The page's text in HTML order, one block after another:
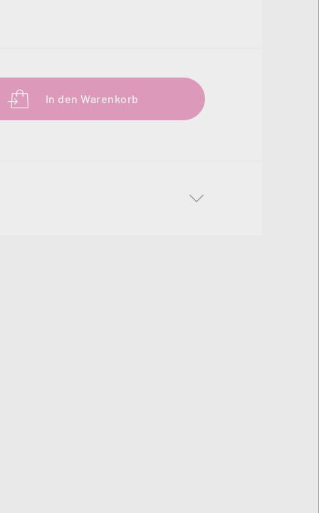
den gewünschten Wert ein oder
In den Warenkorb